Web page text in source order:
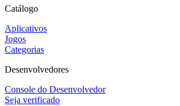
Catálogo
Aplicativos
Jogos
Categorias
Desenvolvedores
Console do Desenvolvedor
Seja verificado